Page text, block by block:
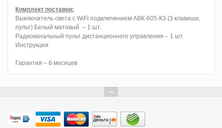
Комплект поставки:
Выключатель света с WiFi подключением АВК-605-К3 (3 клавиши,
пульт) Белый матовый – 1 шт.
Радиоканальный пульт дистанционного управления – 1 шт.
Инструкция
Гарантия – 6 месяцев